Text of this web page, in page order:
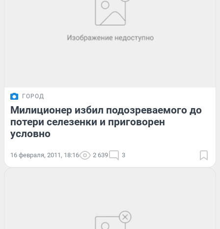
ГОРОД
Милиционер избил подозреваемого до
потери селезенки и приговорен
условно
16 февраля, 2011, 18:16 2 639 3